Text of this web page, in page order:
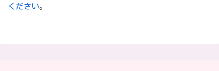
ください。